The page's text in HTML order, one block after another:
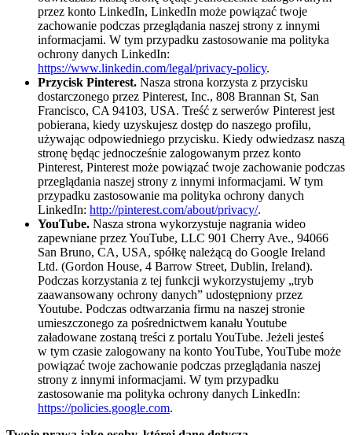
przez konto LinkedIn, LinkedIn może powiązać twoje
zachowanie podczas przeglądania naszej strony z innymi
informacjami. W tym przypadku zastosowanie ma polityka
ochrony danych LinkedIn:
https://www.linkedin.com/legal/privacy-policy.
Przycisk Pinterest. Nasza strona korzysta z przycisku
dostarczonego przez Pinterest, Inc., 808 Brannan St, San
Francisco, CA 94103, USA. Treść z serwerów Pinterest jest
pobierana, kiedy uzyskujesz dostęp do naszego profilu,
używając odpowiedniego przycisku. Kiedy odwiedzasz naszą
stronę będąc jednocześnie zalogowanym przez konto
Pinterest, Pinterest może powiązać twoje zachowanie podczas
przeglądania naszej strony z innymi informacjami. W tym
przypadku zastosowanie ma polityka ochrony danych
LinkedIn: http://pinterest.com/about/privacy/.
YouTube. Nasza strona wykorzystuje nagrania wideo
zapewniane przez YouTube, LLC 901 Cherry Ave., 94066
San Bruno, CA, USA, spółkę należącą do Google Ireland
Ltd. (Gordon House, 4 Barrow Street, Dublin, Ireland).
Podczas korzystania z tej funkcji wykorzystujemy „tryb
zaawansowany ochrony danych” udostępniony przez
Youtube. Podczas odtwarzania firmu na naszej stronie
umieszczonego za pośrednictwem kanału Youtube
załadowane zostaną treści z portalu YouTube. Jeżeli jesteś
w tym czasie zalogowany na konto YouTube, YouTube może
powiązać twoje zachowanie podczas przeglądania naszej
strony z innymi informacjami. W tym przypadku
zastosowanie ma polityka ochrony danych LinkedIn:
https://policies.google.com.